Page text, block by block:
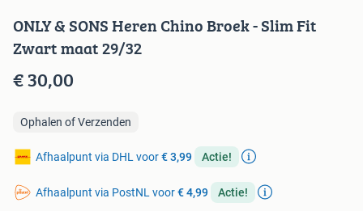
ONLY & SONS Heren Chino Broek - Slim Fit
Zwart maat 29/32
€ 30,00
Ophalen of Verzenden
Afhaalpunt via DHL voor€ 3,99 Actie!
Afhaalpunt via PostNL voor€ 4,99 Actie!